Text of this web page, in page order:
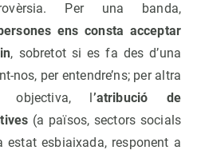
Per una banda,
ens consta acceptar
, sobretot si es fa des d’una
nos, per entendre’ns; per altra
objectiva, l’atribució de
(a països, sectors socials
esbiaixada, responent a